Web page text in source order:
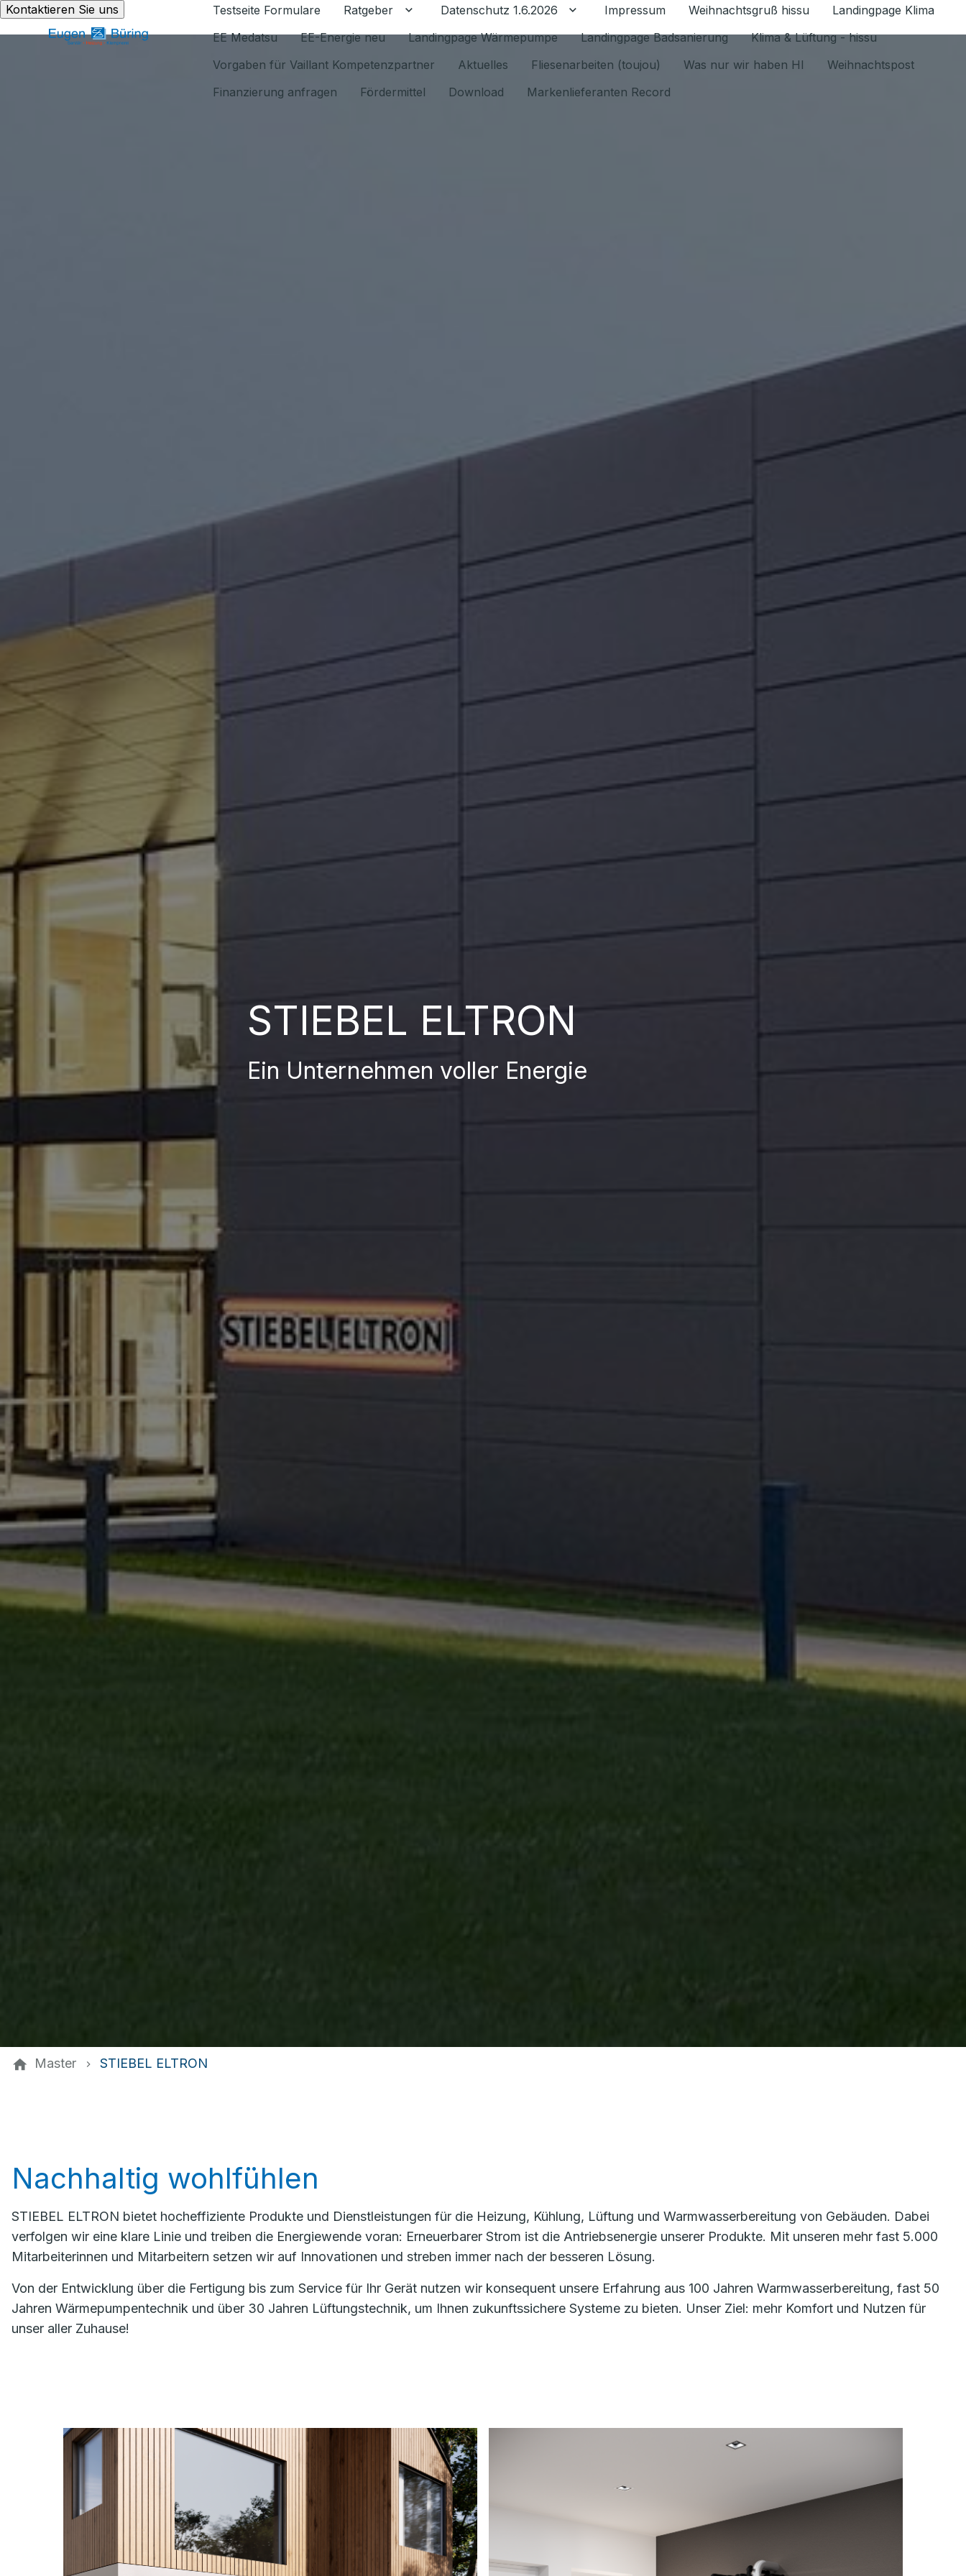
Kontaktieren Sie uns Testseite Formulare Ratgeber Untermenü für Ratgeber umschalten
Datenschutz 1.6.2026 Untermenü für Datenschutz 1.6.2026 umschalten
Impressum Weihnachtsgruß hissu
Landingpage Klima
EE Medatsu
EE-Energie neu Landingpage Wärmepumpe Landingpage Badsanierung
Klima & Lüftung - hissu
Vorgaben für Vaillant Kompetenzpartner
Aktuelles Fliesenarbeiten (toujou) Was nur wir haben HI
Weihnachtspost
Finanzierung anfragen
Fördermittel Download Markenlieferanten Record
STIEBEL ELTRON
Ein Unternehmen voller Energie
Master STIEBEL ELTRON
Nachhaltig wohlfühlen
STIEBEL ELTRON bietet hocheffiziente Produkte und Dienstleistungen für die Heizung, Kühlung, Lüftung und Warmwasserbereitung von Gebäuden. Dabei
verfolgen wir eine klare Linie und treiben die Energiewende voran: Erneuerbarer Strom ist die Antriebsenergie unserer Produkte. Mit unseren mehr fast 5.000
Mitarbeiterinnen und Mitarbeitern setzen wir auf Innovationen und streben immer nach der besseren Lösung.
Von der Entwicklung über die Fertigung bis zum Service für Ihr Gerät nutzen wir konsequent unsere Erfahrung aus 100 Jahren Warmwasserbereitung, fast 50
Jahren Wärmepumpentechnik und über 30 Jahren Lüftungstechnik, um Ihnen zukunftssichere Systeme zu bieten. Unser Ziel: mehr Komfort und Nutzen für
unser aller Zuhause!